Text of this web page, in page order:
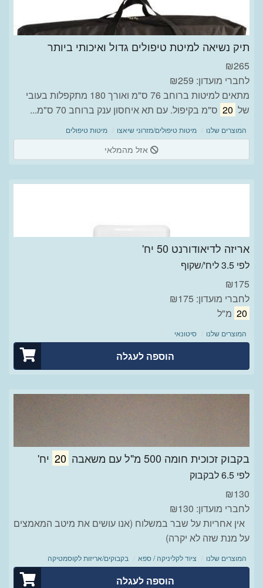
תיק נשיאה למיטת טיפולים גדול ואיכותי ביותר
₪265
לחברי מועדון: ₪259
מתאים למיטות ברוחב 76 ס"מ ואורך 180 מתקפלות בעובי
של 20 ס"מ בקיפול. עם תא איחסון ענק ברוחב 70 ס"מ...
המוצרים שלנו מיטות טיפולים/מזרוני שיאצו מיטות טיפולים
אזל מהמלאי
אריזה לדיאודורנט 50 יח'
לפי 3.5 ליח'/שקוף
₪175
לחברי מועדון: ₪175
20 מ"ל
המוצרים שלנו סיטונאי
הוספה לעגלה
בקבוק זכוכית חומה 500 מ"ל עם משאבה 20 יח'
לפי 6.5 לבקבוק
₪130
לחברי מועדון: ₪130
אין אחריות על שבר במשלוח (אנו עושים את מיטב המאמצים
על מנת שזה לא יקרה)
המוצרים שלנו ציוד לקליניקה / ספא בקבוקים/אריזות לקוסמטיקה
הוספה לעגלה